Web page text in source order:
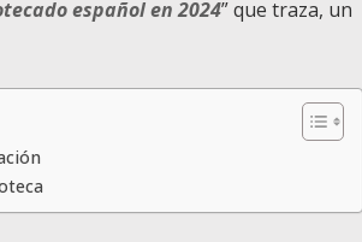
español en 2024” que traza, un